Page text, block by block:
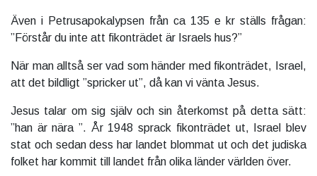
Även i Petrusapokalypsen från ca 135 e kr ställs frågan:
”Förstår du inte att fikonträdet är Israels hus?”
När man alltså ser vad som händer med fikonträdet, Israel,
att det bildligt ”spricker ut”, då kan vi vänta Jesus.
Jesus talar om sig själv och sin återkomst på detta sätt:
”han är nära ”. År 1948 sprack fikonträdet ut, Israel blev
stat och sedan dess har landet blommat ut och det judiska
folket har kommit till landet från olika länder världen över.